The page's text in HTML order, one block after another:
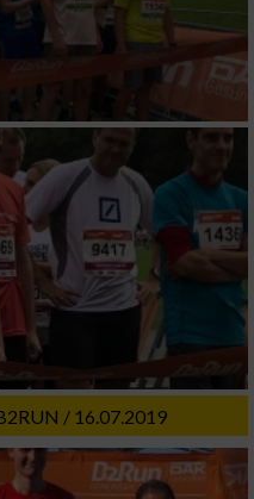
/ 16.07.2019